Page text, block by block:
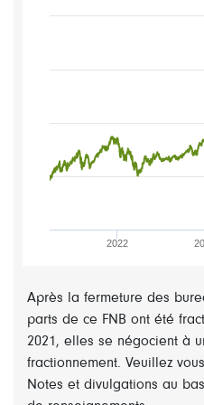
2022
Après la fermeture des
parts de ce FNB ont été
2021, elles se négocient à
fractionnement. Veuillez
Notes et divulgations au